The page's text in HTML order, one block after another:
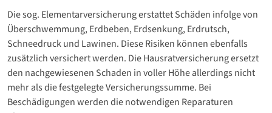
Die sog. Elementarversicherung erstattet Schäden infolge von
Überschwemmung, Erdbeben, Erdsenkung, Erdrutsch,
Schneedruck und Lawinen. Diese Risiken können ebenfalls
zusätzlich versichert werden. Die Hausratversicherung ersetzt
den nachgewiesenen Schaden in voller Höhe allerdings nicht
mehr als die festgelegte Versicherungssumme. Bei
Beschädigungen werden die notwendigen Reparaturen